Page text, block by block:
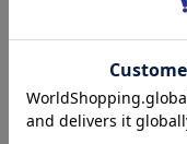
NEW
YOKOHAMA STAR☆NIGHT